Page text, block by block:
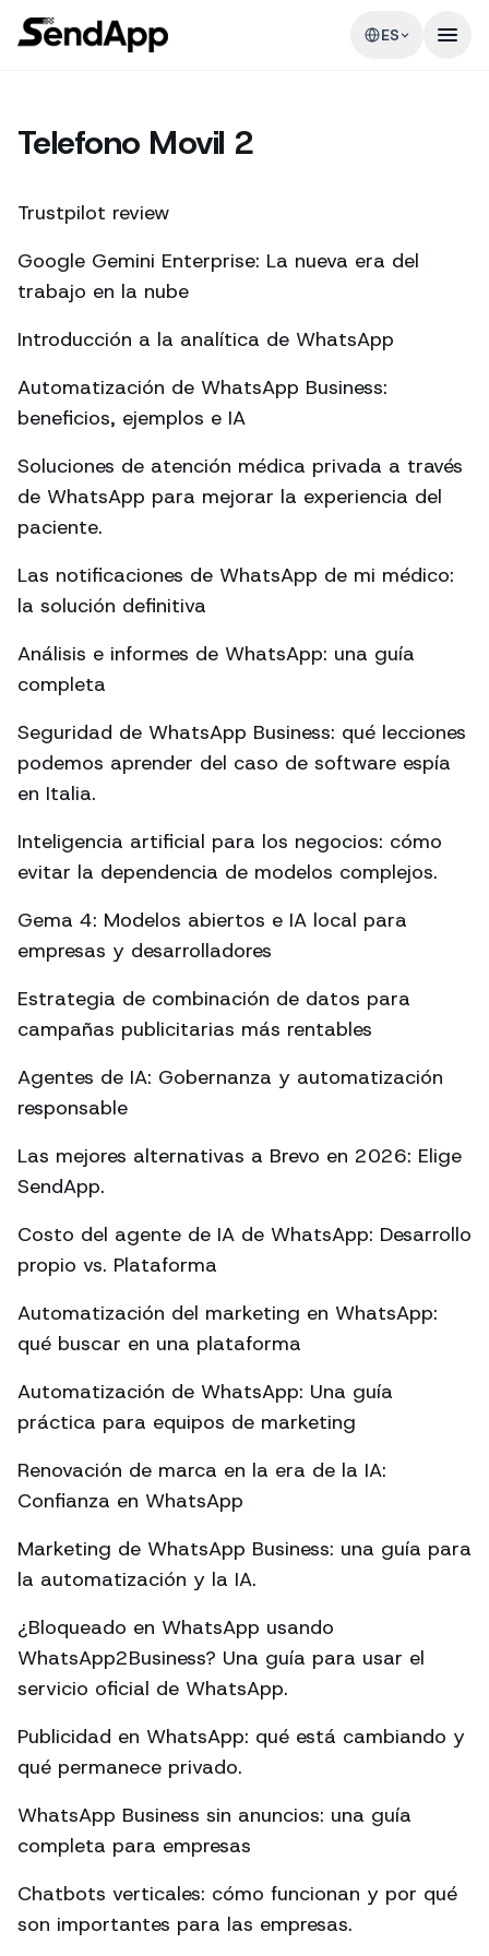
ES
Telefono Movil 2
Trustpilot review
Google Gemini Enterprise: La nueva era del
trabajo en la nube
Introducción a la analítica de WhatsApp
Automatización de WhatsApp Business:
beneficios, ejemplos e IA
Soluciones de atención médica privada a través
de WhatsApp para mejorar la experiencia del
paciente.
Las notificaciones de WhatsApp de mi médico:
la solución definitiva
Análisis e informes de WhatsApp: una guía
completa
Seguridad de WhatsApp Business: qué lecciones
podemos aprender del caso de software espía
en Italia.
Inteligencia artificial para los negocios: cómo
evitar la dependencia de modelos complejos.
Gema 4: Modelos abiertos e IA local para
empresas y desarrolladores
Estrategia de combinación de datos para
campañas publicitarias más rentables
Agentes de IA: Gobernanza y automatización
responsable
Las mejores alternativas a Brevo en 2026: Elige
SendApp.
Costo del agente de IA de WhatsApp: Desarrollo
propio vs. Plataforma
Automatización del marketing en WhatsApp:
qué buscar en una plataforma
Automatización de WhatsApp: Una guía
práctica para equipos de marketing
Renovación de marca en la era de la IA:
Confianza en WhatsApp
Marketing de WhatsApp Business: una guía para
la automatización y la IA.
¿Bloqueado en WhatsApp usando
WhatsApp2Business? Una guía para usar el
servicio oficial de WhatsApp.
Publicidad en WhatsApp: qué está cambiando y
qué permanece privado.
WhatsApp Business sin anuncios: una guía
completa para empresas
Chatbots verticales: cómo funcionan y por qué
son importantes para las empresas.